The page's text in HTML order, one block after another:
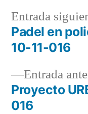
entradas
Entrada
Proyecto
016
Entrada
Padel en
10-11-016